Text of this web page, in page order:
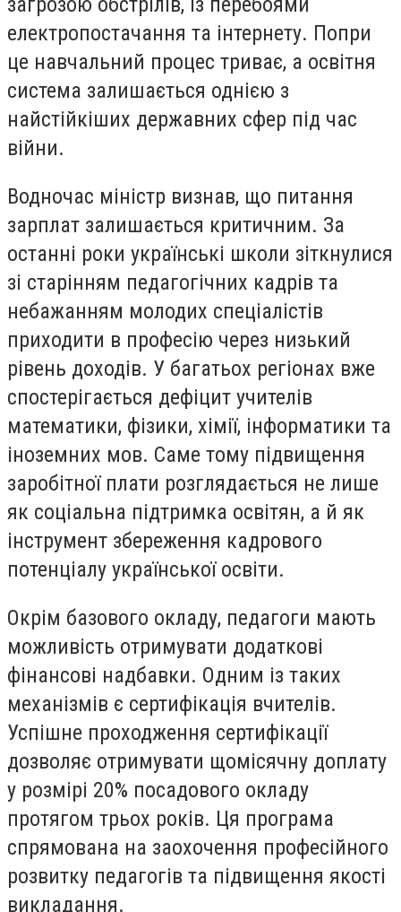
електропостачання та інтернету. Попри
це навчальний процес триває, а освітня
система залишається однією з
найстійкіших державних сфер під час
війни.
Водночас міністр визнав, що питання
зарплат залишається критичним. За
останні роки українські школи зіткнулися
зі старінням педагогічних кадрів та
небажанням молодих спеціалістів
приходити в професію через низький
рівень доходів. У багатьох регіонах вже
спостерігається дефіцит учителів
математики, фізики, хімії, інформатики та
іноземних мов. Саме тому підвищення
заробітної плати розглядається не лише
як соціальна підтримка освітян, а й як
інструмент збереження кадрового
потенціалу української освіти.
Окрім базового окладу, педагоги мають
можливість отримувати додаткові
фінансові надбавки. Одним із таких
механізмів є сертифікація вчителів.
Успішне проходження сертифікації
дозволяє отримувати щомісячну доплату
у розмірі 20% посадового окладу
протягом трьох років. Ця програма
спрямована на заохочення професійного
розвитку педагогів та підвищення якості
викладання.